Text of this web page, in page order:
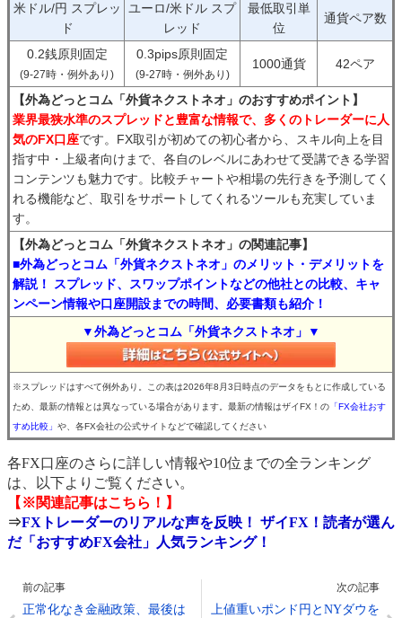
米ドル/円 スプレッ
ド
ユーロ/米ドル スプ
レッド
最低取引単
位
通貨ペア数
0.2銭原則固定
(9-27時・例外あり)
0.3pips原則固定
(9-27時・例外あり)
1000通貨 42ペア
【外為どっとコム「外貨ネクストネオ」のおすすめポイント】
業界最狭水準のスプレッドと豊富な情報で、多くのトレーダーに人
気のFX口座です。FX取引が初めての初心者から、スキル向上を目
指す中・上級者向けまで、各自のレベルにあわせて受講できる学習
コンテンツも魅力です。比較チャートや相場の先行きを予測してく
れる機能など、取引をサポートしてくれるツールも充実していま
す。
【外為どっとコム「外貨ネクストネオ」の関連記事】
■外為どっとコム「外貨ネクストネオ」のメリット・デメリットを
解説！ スプレッド、スワップポイントなどの他社との比較、キャ
ンペーン情報や口座開設までの時間、必要書類も紹介！
▼外為どっとコム「外貨ネクストネオ」▼
※スプレッドはすべて例外あり。この表は2026年8月3日時点のデータをもとに作成している
ため、最新の情報とは異なっている場合があります。最新の情報はザイFX！の 「FX会社おす
すめ比較」 や、各FX会社の公式サイトなどで確認してください
各FX口座のさらに詳しい情報や10位までの全ランキング
は、以下よりご覧ください。
【※関連記事はこちら！】
⇒FXトレーダーのリアルな声を反映！ ザイFX！読者が選ん
だ「おすすめFX会社」人気ランキング！
前の記事
正常化なき金融政策、最後は
次の記事
上値重いポンド円とNYダウを